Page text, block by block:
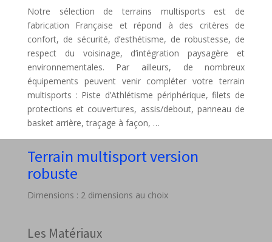
Notre sélection de terrains multisports est de
fabrication Française et répond à des critères de
confort, de sécurité, d’esthétisme, de robustesse, de
respect du voisinage, d’intégration paysagère et
environnementales. Par ailleurs, de nombreux
équipements peuvent venir compléter votre terrain
multisports : Piste d’Athlétisme périphérique, filets de
protections et couvertures, assis/debout, panneau de
basket arrière, traçage à façon, …
Terrain multisport version
robuste
Dimensions : 2 dimensions au choix
Les Matériaux